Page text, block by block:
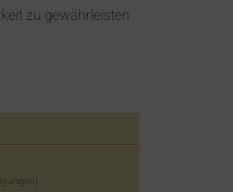
zu gewährleisten